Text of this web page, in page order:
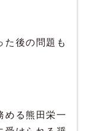
後の問題も
る熊田栄一